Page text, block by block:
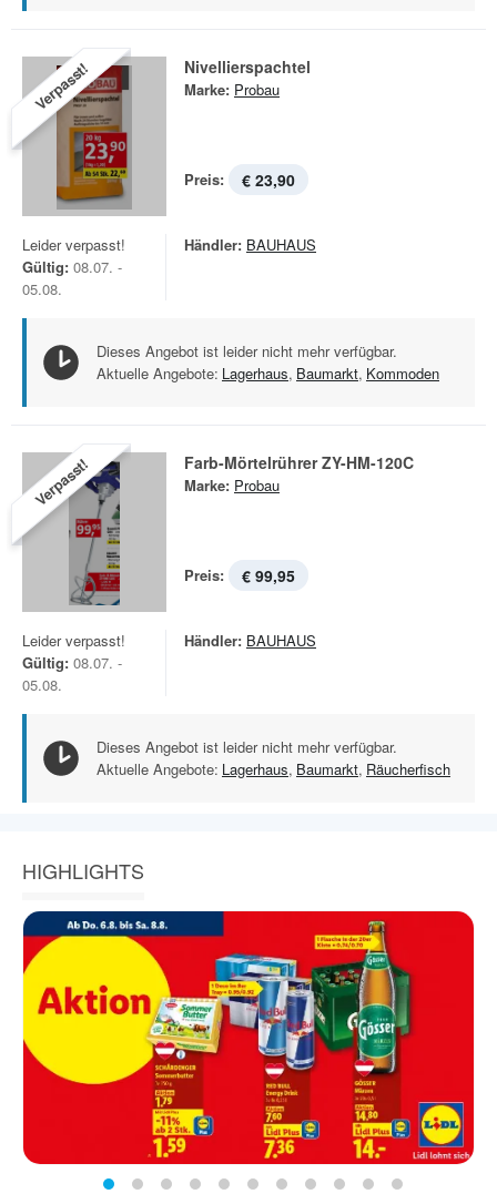
Verpasst! Nivellierspachtel
Marke: Probau
Preis: € 23,90
Leider verpasst!
Gültig: 08.07. -
05.08.
Händler: BAUHAUS
Dieses Angebot ist leider nicht mehr verfügbar.
Aktuelle Angebote: Lagerhaus, Baumarkt, Kommoden
Verpasst! Farb-Mörtelrührer ZY-HM-120C
Marke: Probau
Preis: € 99,95
Leider verpasst!
Gültig: 08.07. -
05.08.
Händler: BAUHAUS
Dieses Angebot ist leider nicht mehr verfügbar.
Aktuelle Angebote: Lagerhaus, Baumarkt, Räucherfisch
HIGHLIGHTS